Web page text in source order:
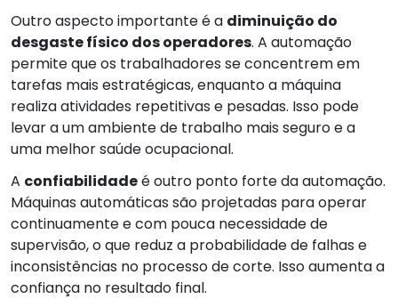
Outro aspecto importante é a diminuição do
desgaste físico dos operadores. A automação
permite que os trabalhadores se concentrem em
tarefas mais estratégicas, enquanto a máquina
realiza atividades repetitivas e pesadas. Isso pode
levar a um ambiente de trabalho mais seguro e a
uma melhor saúde ocupacional.
A confiabilidadeé outro ponto forte da automação.
Máquinas automáticas são projetadas para operar
continuamente e com pouca necessidade de
supervisão, o que reduz a probabilidade de falhas e
inconsistências no processo de corte. Isso aumenta a
confiança no resultado final.